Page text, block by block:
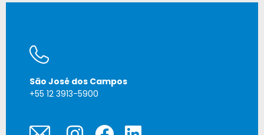
São José dos Campos
+55 12 3913-5900